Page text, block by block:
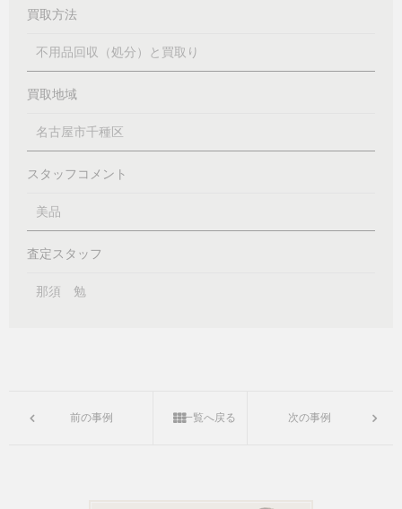
買取方法
不用品回収（処分）と買取り
買取地域
名古屋市千種区
スタッフコメント
美品
査定スタッフ
那須 勉
前の事例 一覧へ戻る 次の事例